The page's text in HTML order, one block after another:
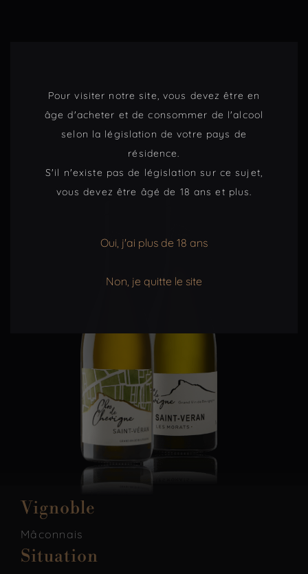
Vignoble
Mâconnais
Situation
Pour visiter notre site, vous devez être en
âge d'acheter et de consommer de l'alcool
selon la législation de votre pays de
résidence.
S'il n'existe pas de législation sur ce sujet,
vous devez être âgé de 18 ans et plus.
Oui, j'ai plus de 18 ans
Non, je quitte le site